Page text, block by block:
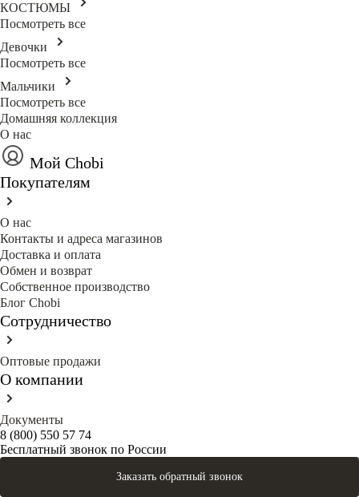
КОСТЮМЫ
Посмотреть все
Девочки
Посмотреть все
Мальчики
Посмотреть все
Домашняя коллекция
О нас
Мой Chobi
Покупателям
О нас
Контакты и адреса магазинов
Доставка и оплата
Обмен и возврат
Собственное производство
Блог Сhobi
Сотрудничество
Оптовые продажи
О компании
Документы
8 (800) 550 57 74
Бесплатный звонок по России
Заказать обратный звонок